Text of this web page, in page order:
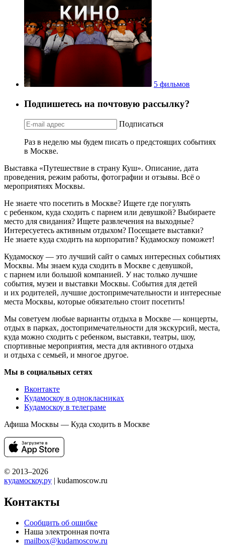
5 фильмов
Подпишетесь на почтовую рассылку?
Подписаться
Раз в неделю мы будем писать о предстоящих событиях
в Москве.
Выставка «Путешествие в страну Куш». Описание, дата
проведения, режим работы, фотографии и отзывы. Всё о
мероприятиях Москвы.
Не знаете что посетить в Москве? Ищете где погулять
с ребенком, куда сходить с парнем или девушкой? Выбираете
место для свидания? Ищете развлечения на выходные?
Интересуетесь активным отдыхом? Посещаете выставки?
Не знаете куда сходить на корпоратив? Кудамоскоу поможет!
Кудамоскоу — это лучший сайт о самых интересных событиях
Москвы. Мы знаем куда сходить в Москве с девушкой,
с парнем или большой компанией. У нас только лучшие
события, музеи и выставки Москвы. События для детей
и их родителей, лучшие достопримечательности и интересные
места Москвы, которые обязательно стоит посетить!
Мы советуем любые варианты отдыха в Москве — концерты,
отдых в парках, достопримечательности для экскурсий, места,
куда можно сходить с ребенком, выставки, театры, шоу,
спортивные мероприятия, места для активного отдыха
и отдыха с семьей, и многое другое.
Мы в социальных сетях
Вконтакте
Кудамоскоу в однокласниках
Кудамоскоу в телеграме
Афиша Москвы — Куда сходить в Москве
© 2013–2026
кудамоскоу.ру | kudamoscow.ru
Контакты
Сообщить об ошибке
Наша электронная почта
mailbox@kudamoscow.ru